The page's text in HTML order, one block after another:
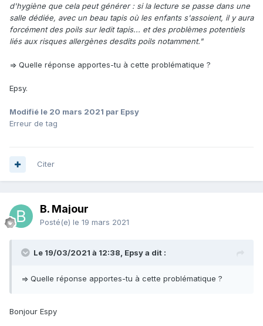
d'hygiène que cela peut générer : si la lecture se passe dans une
salle dédiée, avec un beau tapis où les enfants s'assoient, il y aura
forcément des poils sur ledit tapis... et des problèmes potentiels
liés aux risques allergènes desdits poils notamment."
=> Quelle réponse apportes-tu à cette problématique ?
Epsy.
Modifié le 20 mars 2021 par Epsy
Erreur de tag
Citer
B. Majour
Posté(e) le 19 mars 2021
Le 19/03/2021 à 12:38, Epsy a dit :
=> Quelle réponse apportes-tu à cette problématique ?
Bonjour Espy